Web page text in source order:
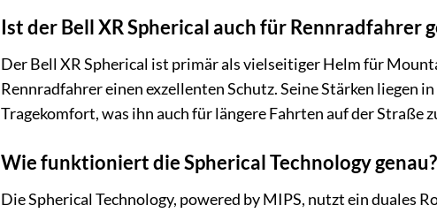
Ist der Bell XR Spherical auch für Rennradfahrer
Der Bell XR Spherical ist primär als vielseitiger Helm für
Rennradfahrer einen exzellenten Schutz. Seine Stärken liegen
Tragekomfort, was ihn auch für längere Fahrten auf der Straße
Wie funktioniert die Spherical Technology genau?
Die Spherical Technology, powered by MIPS, nutzt ein duales